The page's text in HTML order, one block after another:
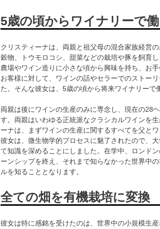
5歳の頃からワイナリーで
クリスティーナは、両親と祖父母の混合家族経営
穀物、トウモロコシ、甜菜などの栽培や豚を飼育
農場やワイン造りに小さな頃から興味を持ち、お
お客様に対して、ワインの話やセラーでのストー
た。そんな彼女は、5歳の頃から将来ワイナリーで
両親は後にワインの生産のみに専念し、現在の28
す。両親はいわゆる正統派なクラシカルワインを
ーナは、まずワインの生産に関するすべてを父と
彼女は、微生物学的プロセスに魅了されたので、
て知識を深めることにしました。在学中、ロンド
ーンシップを終え、それまで知らなかった世界中
ルを知ることとなります。
全ての畑を有機栽培に変換
彼女は特に感銘を受けたのは、世界中の小規模生